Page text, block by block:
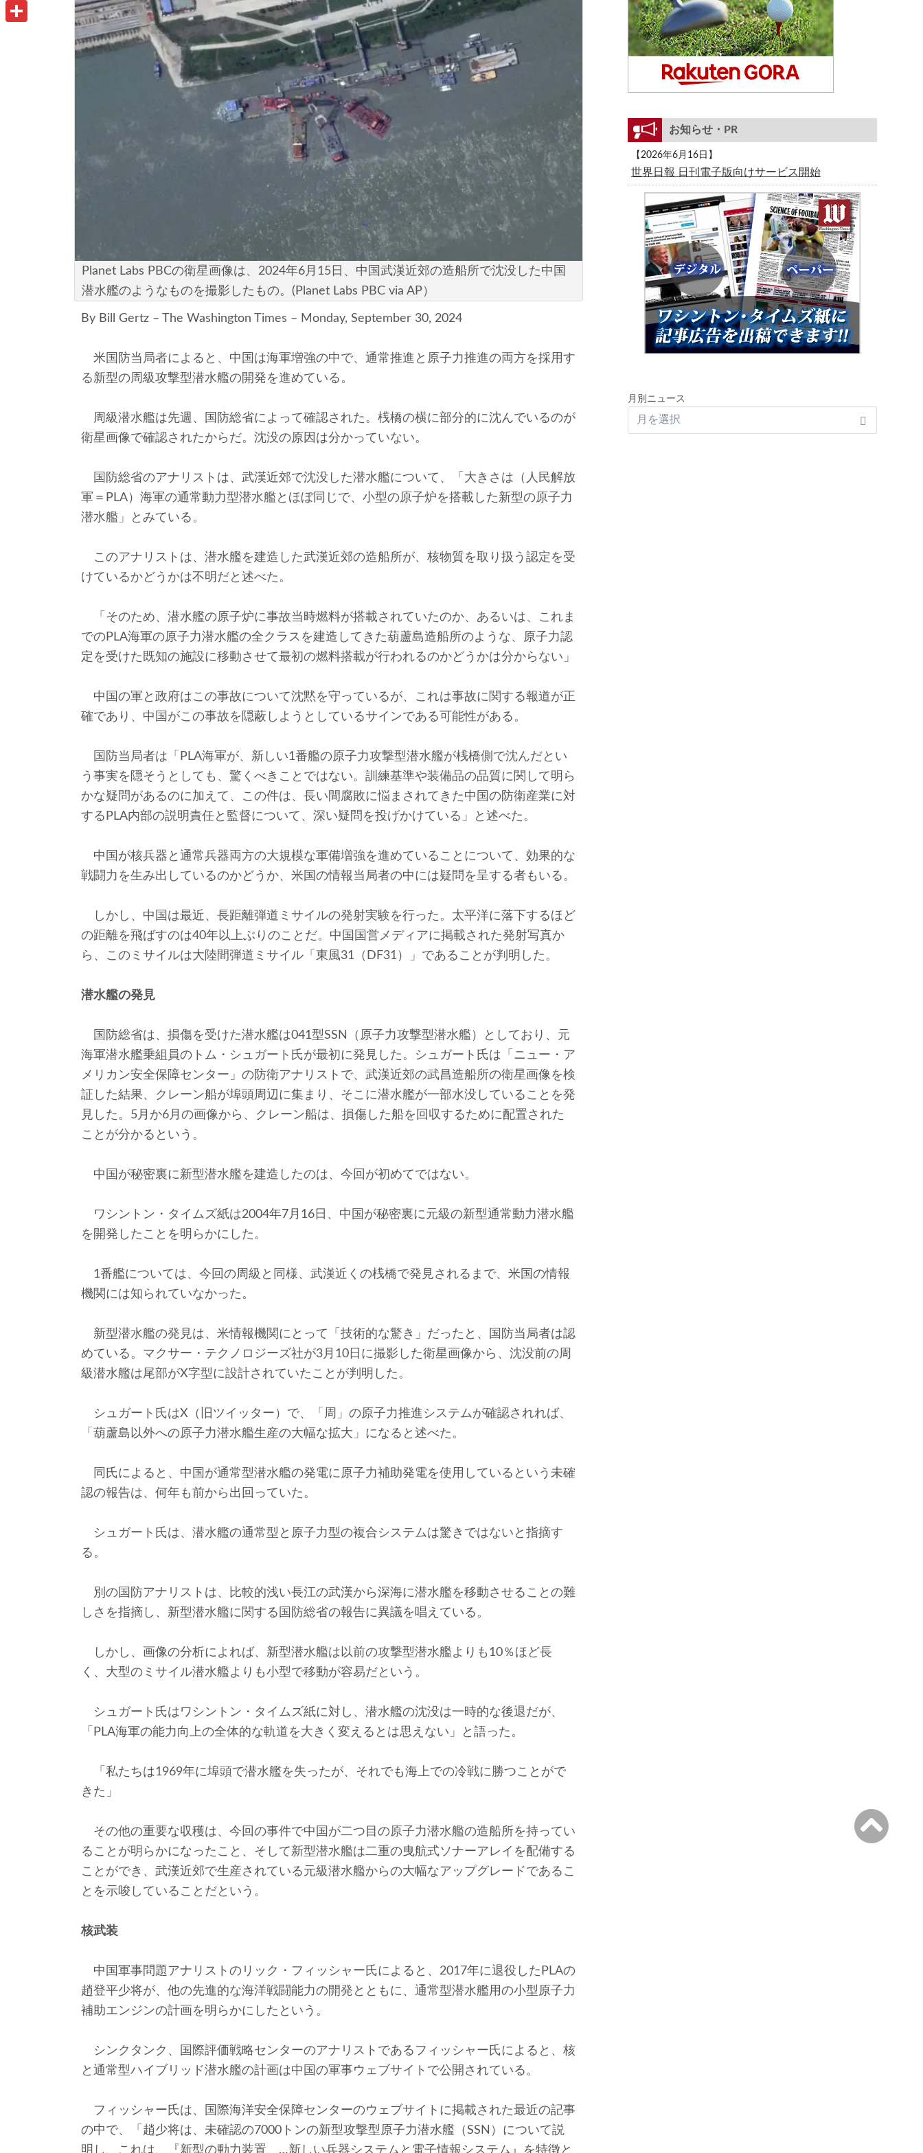
Planet Labs PBCの衛星画像は、2024年6月15日、中国武漢近郊の造船所で沈没した中国
潜水艦のようなものを撮影したもの。(Planet Labs PBC via AP）
By Bill Gertz – The Washington Times – Monday, September 30, 2024
米国防当局者によると、中国は海軍増強の中で、通常推進と原子力推進の両方を採用す
る新型の周級攻撃型潜水艦の開発を進めている。
周級潜水艦は先週、国防総省によって確認された。桟橋の横に部分的に沈んでいるのが
衛星画像で確認されたからだ。沈没の原因は分かっていない。
国防総省のアナリストは、武漢近郊で沈没した潜水艦について、「大きさは（人民解放
軍＝PLA）海軍の通常動力型潜水艦とほぼ同じで、小型の原子炉を搭載した新型の原子力
潜水艦」とみている。
このアナリストは、潜水艦を建造した武漢近郊の造船所が、核物質を取り扱う認定を受
けているかどうかは不明だと述べた。
「そのため、潜水艦の原子炉に事故当時燃料が搭載されていたのか、あるいは、これま
でのPLA海軍の原子力潜水艦の全クラスを建造してきた葫蘆島造船所のような、原子力認
定を受けた既知の施設に移動させて最初の燃料搭載が行われるのかどうかは分からない」
中国の軍と政府はこの事故について沈黙を守っているが、これは事故に関する報道が正
確であり、中国がこの事故を隠蔽しようとしているサインである可能性がある。
国防当局者は「PLA海軍が、新しい1番艦の原子力攻撃型潜水艦が桟橋側で沈んだとい
う事実を隠そうとしても、驚くべきことではない。訓練基準や装備品の品質に関して明ら
かな疑問があるのに加えて、この件は、長い間腐敗に悩まされてきた中国の防衛産業に対
するPLA内部の説明責任と監督について、深い疑問を投げかけている」と述べた。
中国が核兵器と通常兵器両方の大規模な軍備増強を進めていることについて、効果的な
戦闘力を生み出しているのかどうか、米国の情報当局者の中には疑問を呈する者もいる。
しかし、中国は最近、長距離弾道ミサイルの発射実験を行った。太平洋に落下するほど
の距離を飛ばすのは40年以上ぶりのことだ。中国国営メディアに掲載された発射写真か
ら、このミサイルは大陸間弾道ミサイル「東風31（DF31）」であることが判明した。
潜水艦の発見
国防総省は、損傷を受けた潜水艦は041型SSN（原子力攻撃型潜水艦）としており、元
海軍潜水艦乗組員のトム・シュガート氏が最初に発見した。シュガート氏は「ニュー・ア
メリカン安全保障センター」の防衛アナリストで、武漢近郊の武昌造船所の衛星画像を検
証した結果、クレーン船が埠頭周辺に集まり、そこに潜水艦が一部水没していることを発
見した。5月か6月の画像から、クレーン船は、損傷した船を回収するために配置された
ことが分かるという。
中国が秘密裏に新型潜水艦を建造したのは、今回が初めてではない。
ワシントン・タイムズ紙は2004年7月16日、中国が秘密裏に元級の新型通常動力潜水艦
を開発したことを明らかにした。
1番艦については、今回の周級と同様、武漢近くの桟橋で発見されるまで、米国の情報
機関には知られていなかった。
新型潜水艦の発見は、米情報機関にとって「技術的な驚き」だったと、国防当局者は認
めている。マクサー・テクノロジーズ社が3月10日に撮影した衛星画像から、沈没前の周
級潜水艦は尾部がX字型に設計されていたことが判明した。
シュガート氏はX（旧ツイッター）で、「周」の原子力推進システムが確認されれば、
「葫蘆島以外への原子力潜水艦生産の大幅な拡大」になると述べた。
同氏によると、中国が通常型潜水艦の発電に原子力補助発電を使用しているという未確
認の報告は、何年も前から出回っていた。
シュガート氏は、潜水艦の通常型と原子力型の複合システムは驚きではないと指摘す
る。
別の国防アナリストは、比較的浅い長江の武漢から深海に潜水艦を移動させることの難
しさを指摘し、新型潜水艦に関する国防総省の報告に異議を唱えている。
しかし、画像の分析によれば、新型潜水艦は以前の攻撃型潜水艦よりも10％ほど長
く、大型のミサイル潜水艦よりも小型で移動が容易だという。
シュガート氏はワシントン・タイムズ紙に対し、潜水艦の沈没は一時的な後退だが、
「PLA海軍の能力向上の全体的な軌道を大きく変えるとは思えない」と語った。
「私たちは1969年に埠頭で潜水艦を失ったが、それでも海上での冷戦に勝つことがで
きた」
その他の重要な収穫は、今回の事件で中国が二つ目の原子力潜水艦の造船所を持ってい
ることが明らかになったこと、そして新型潜水艦は二重の曳航式ソナーアレイを配備する
ことができ、武漢近郊で生産されている元級潜水艦からの大幅なアップグレードであるこ
とを示唆していることだという。
核武装
中国軍事問題アナリストのリック・フィッシャー氏によると、2017年に退役したPLAの
趙登平少将が、他の先進的な海洋戦闘能力の開発とともに、通常型潜水艦用の小型原子力
補助エンジンの計画を明らかにしたという。
シンクタンク、国際評価戦略センターのアナリストであるフィッシャー氏によると、核
と通常型ハイブリッド潜水艦の計画は中国の軍事ウェブサイトで公開されている。
フィッシャー氏は、国際海洋安全保障センターのウェブサイトに掲載された最近の記事
の中で、「趙少将は、未確認の7000トンの新型攻撃型原子力潜水艦（SSN）について説
明し、これは、『新型の動力装置、…新しい兵器システムと電子情報システム』を特徴と
お知らせ・PR
【2026年6月16日】
世界日報 日刊電子版向けサービス開始
月別ニュース
o
t
P